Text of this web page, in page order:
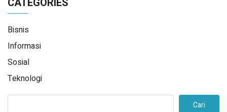
Bisnis
Informasi
Sosial
Teknologi
Cari